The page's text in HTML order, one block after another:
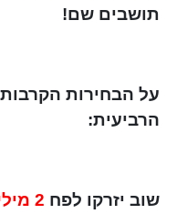
תושבים שם!
על הבחירות
הרביעית:
שוב יזרקו לפח 2 מיליארד